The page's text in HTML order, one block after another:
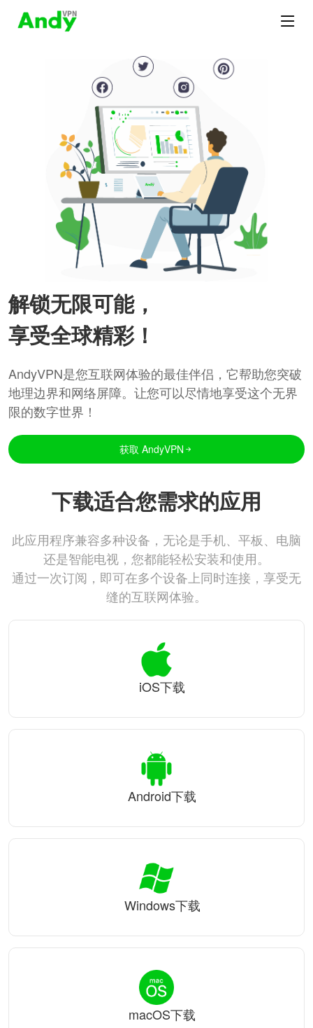
解锁无限可能，
享受全球精彩！
AndyVPN是您互联网体验的最佳伴侣，它帮助您突破
地理边界和网络屏障。让您可以尽情地享受这个无界
限的数字世界！
获取 AndyVPN
下载适合您需求的应用
此应用程序兼容多种设备，无论是手机、平板、电脑
还是智能电视，您都能轻松安装和使用。
通过一次订阅，即可在多个设备上同时连接，享受无
缝的互联网体验。
iOS下载
Android下载
Windows下载
macOS下载